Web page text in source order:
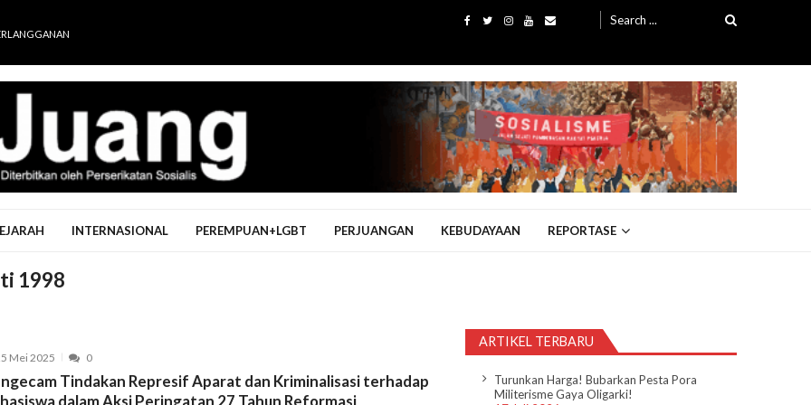
for:
INTERNASIONAL PEREMPUAN+LGBT PERJUANGAN KEBUDAYAAN REPORTASE
1998
Mei 2025 0
Tindakan Represif Aparat dan Kriminalisasi terhadap
dalam Aksi Peringatan 27 Tahun Reformasi
ARTIKEL TERBARU
Turunkan Harga! Bubarkan Pesta Pora
Militerisme Gaya Oligarki!